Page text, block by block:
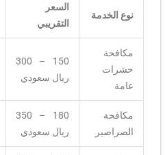
نوع الخدمة
السعر
التقريبي
مكافحة
حشرات
عامة
150 – 300
ريال سعودي
مكافحة
الصراصير
180 – 350
ريال سعودي